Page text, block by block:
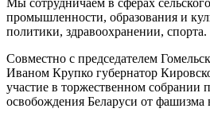
промышленности, образования и
политики, здравоохранении, спорта.
Совместно с председателем
Иваном Крупко губернатор
участие в торжественном
освобождения Беларуси от фашизма